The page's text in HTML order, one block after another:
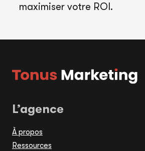
maximiser votre ROI.
L’agence
À propos
Ressources